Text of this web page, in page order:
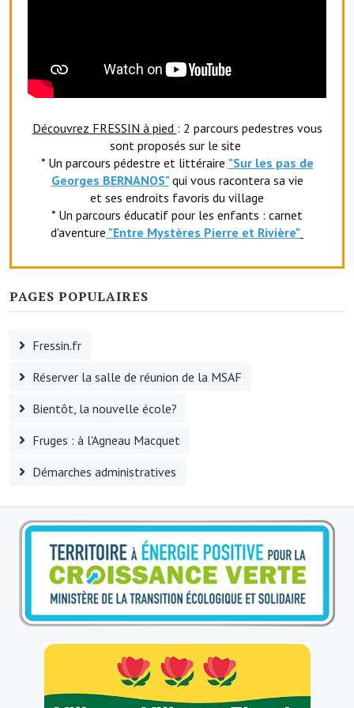
L'office du tourisme
La chèvrerie de la Planquette
Découvrez FRESSIN à pied : 2 parcours pedestres vous
sont proposés sur le site
* Un parcours pédestre et littéraire "Sur les pas de
Georges BERNANOS" qui vous racontera sa vie
et ses endroits favoris du village
* Un parcours éducatif pour les enfants : carnet
d'aventure "Entre Mystères Pierre et Rivière"
PAGES POPULAIRES
Fressin.fr
Réserver la salle de réunion de la MSAF
Bientôt, la nouvelle école?
Fruges : à l'Agneau Macquet
Démarches administratives